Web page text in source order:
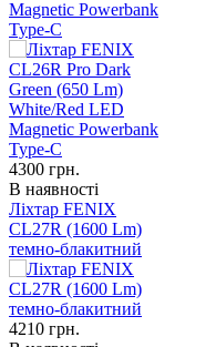
Magnetic Powerbank
Type-C
4300 грн.
В наявності
Ліхтар FENIX
CL27R (1600 Lm)
темно-блакитний
4210 грн.